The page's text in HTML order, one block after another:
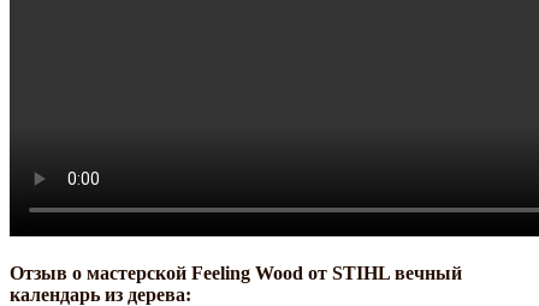
Отзыв о мастерской Feeling Wood от STIHL вечный
календарь из дерева: